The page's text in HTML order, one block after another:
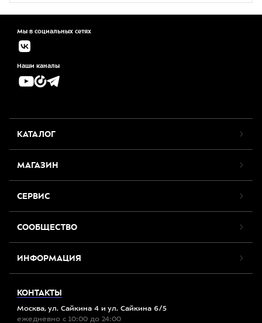
Мы в социальных сетях
Наши каналы
КАТАЛОГ
МАГАЗИН
СЕРВИС
СООБЩЕСТВО
ИНФОРМАЦИЯ
КОНТАКТЫ
Москва, ул. Сайкина 4 и ул. Сайкина 6/5
ежедневно с 10:00 до 24:00